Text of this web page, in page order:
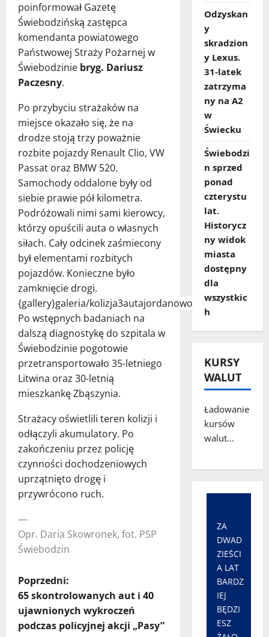
poinformował Gazetę
Świebodzińską zastępca
komendanta powiatowego
Państwowej Straży Pożarnej w
Świebodzinie bryg. Dariusz
Paczesny.
Po przybyciu strażaków na
miejsce okazało się, że na
drodze stoją trzy poważnie
rozbite pojazdy Renault Clio, VW
Passat oraz BMW 520.
Samochody oddalone były od
siebie prawie pół kilometra.
Podróżowali nimi sami kierowcy,
którzy opuścili auta o własnych
siłach. Cały odcinek zaśmiecony
był elementami rozbitych
pojazdów. Konieczne było
zamknięcie drogi.
{gallery}galeria/kolizja3autajordanowo{/gallery}
Po wstępnych badaniach na
dalszą diagnostykę do szpitala w
Świebodzinie pogotowie
przetransportowało 35-letniego
Litwina oraz 30-letnią
mieszkankę Zbąszynia.
Strażacy oświetlili teren kolizji i
odłączyli akumulatory. Po
zakończeniu przez policję
czynności dochodzeniowych
uprzątnięto drogę i
przywrócono ruch.
—
Opr. Daria Skowronek, fot. PSP
Świebodzin
Z
o
Poprzedni:
65 skontrolowanych aut i 40
ujawnionych wykroczeń
podczas policyjnej akcji „Pasy”
Odzyskan
y
skradzion
y Lexus.
31‑latek
zatrzyma
ny na A2
w
Świecku
Świebodzi
n sprzed
ponad
czterystu
lat.
Historycz
ny widok
miasta
dostępny
dla
wszystkic
h
KURSY
WALUT
Ładowanie
kursów
walut...
ZA
DWAD
ZIEŚCI
A LAT
BARDZ
IEJ
BĘDZI
ESZ